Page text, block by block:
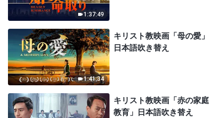
1:37:49
1:41:34
キリスト教映画「母の愛」
日本語吹き替え
キリスト教映画「赤の家庭
教育」日本語吹き替え